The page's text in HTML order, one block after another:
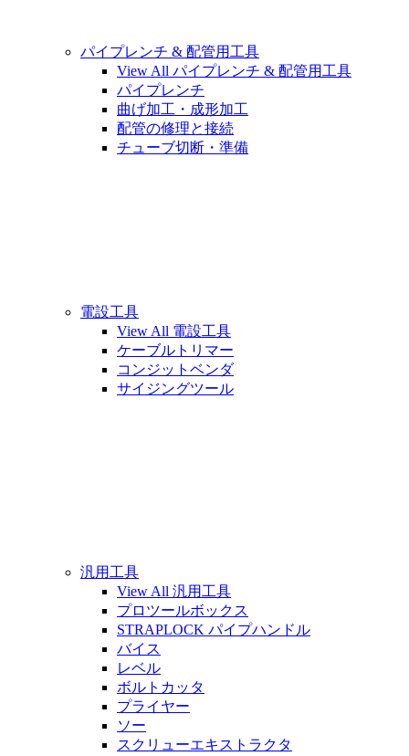
パイプレンチ & 配管用工具
View All パイプレンチ & 配管用工具
パイプレンチ
曲げ加工・成形加工
配管の修理と接続
チューブ切断・準備
電設工具
View All 電設工具
ケーブルトリマー
コンジットベンダ
サイジングツール
汎用工具
View All 汎用工具
プロツールボックス
STRAPLOCK パイプハンドル
バイス
レベル
ボルトカッタ
プライヤー
ソー
スクリューエキストラクタ